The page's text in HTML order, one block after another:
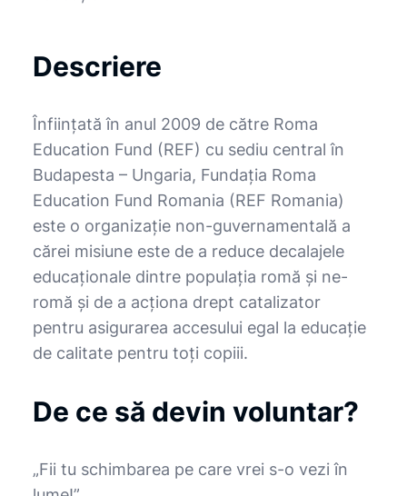
Descriere
Înființată în anul 2009 de către Roma
Education Fund (REF) cu sediu central în
Budapesta – Ungaria, Fundația Roma
Education Fund Romania (REF Romania)
este o organizație non-guvernamentală a
cărei misiune este de a reduce decalajele
educaționale dintre populația romă și ne-
romă și de a acționa drept catalizator
pentru asigurarea accesului egal la educație
de calitate pentru toți copiii.
De ce să devin voluntar?
„Fii tu schimbarea pe care vrei s-o vezi în